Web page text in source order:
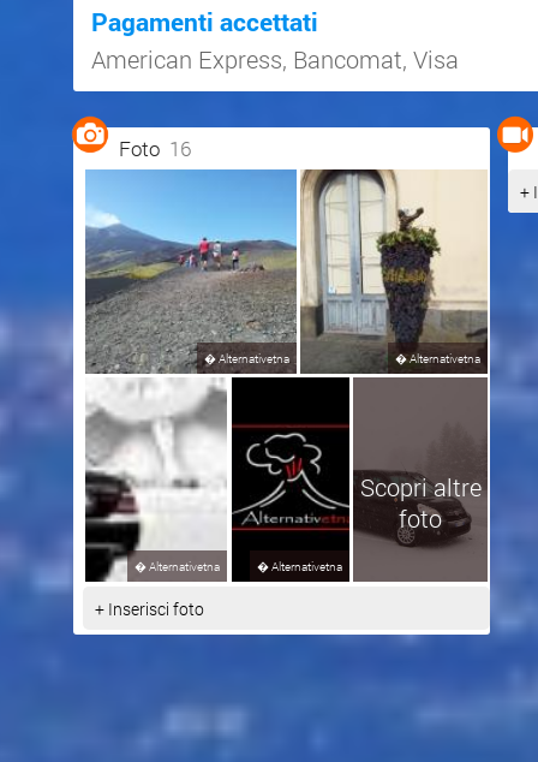
Pagamenti accettati
American Express, Bancomat,Visa
Foto 16
�Alternativetna �Alternativetna
�Alternativetna �Alternativetna
Scopri altre
foto
+ Inserisci foto
+